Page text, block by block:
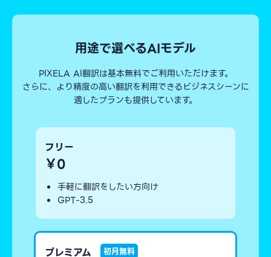
用途で選べるAIモデル
PIXELA AI翻訳は基本無料でご利用いただけます。
さらに、より精度の高い翻訳を利用できるビジネスシーンに
適したプランも提供しています。
フリー
￥0
手軽に翻訳をしたい方向け
GPT-3.5
プレミアム 初月無料